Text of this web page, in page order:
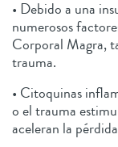
• Debido a una
numerosos
Corporal Magra,
trauma.
• Citoquinas
o el trauma
aceleran la